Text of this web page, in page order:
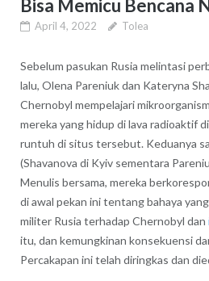
Bisa Memicu Bencana
April 4, 2022 Tolea
Sebelum pasukan Rusia melintasi
lalu, Olena Pareniuk dan Kateryna
Chernobyl mempelajari
mereka yang hidup di lava radioaktif
runtuh di situs tersebut. Keduanya
(Shavanova di Kyiv sementara
Menulis bersama, mereka
di awal pekan ini tentang bahaya
militer Rusia terhadap Chernobyl dan
itu, dan kemungkinan konsekuensi
Percakapan ini telah diringkas dan